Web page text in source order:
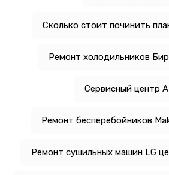
Сколько стоит починить
Ремонт холодильников
Сервисный центр
Ремонт бесперебойников
Ремонт сушильных машин LG